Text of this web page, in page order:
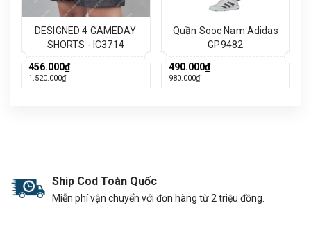
DESIGNED 4 GAMEDAY
SHORTS - IC3714
456.000₫
1.520.000₫
Quần Sooc Nam Adidas
GP9482
490.000₫
980.000₫
Ship Cod Toàn Quốc
Miễn phí vận chuyển với đơn hàng từ 2 triệu đồng.